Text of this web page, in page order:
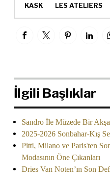
KASK
LES ATELIERS
İlgili Başlıklar
Sandro İle Müzede Bir
2025-2026 Sonbahar-Kış
Pitti, Milano ve Paris'ten
Modasının Öne Çıkanları
Dries Van Noten’ın Son